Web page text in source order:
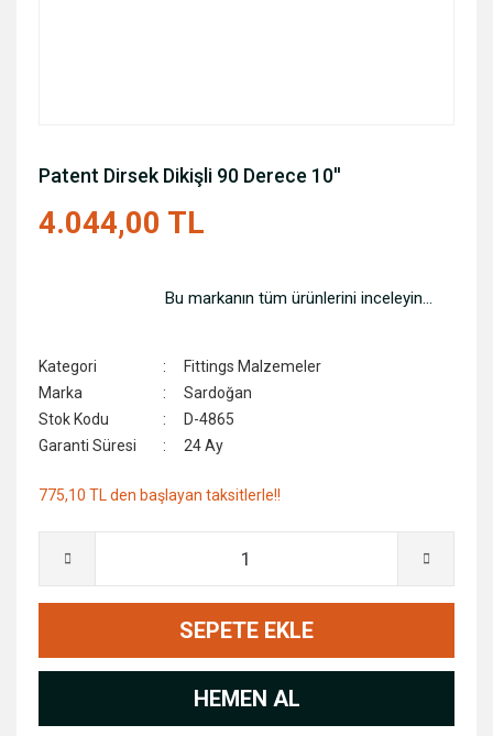
Patent Dirsek Dikişli 90 Derece 10''
4.044,00 TL
Bu markanın tüm ürünlerini inceleyin...
Kategori
Fittings Malzemeler
Marka
Sardoğan
Stok Kodu
D-4865
Garanti Süresi
24 Ay
775,10 TL den başlayan taksitlerle!!
SEPETE EKLE
HEMEN AL